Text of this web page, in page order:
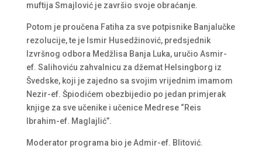
muftija Smajlović je završio svoje obraćanje.
Potom je proučena Fatiha za sve potpisnike Banjalučke
rezolucije, te je Ismir Husedžinović, predsjednik
Izvršnog odbora Medžlisa Banja Luka, uručio Asmir-
ef. Salihoviću zahvalnicu za džemat Helsingborg iz
Švedske, koji je zajedno sa svojim vrijednim imamom
Nezir-ef. Špiodićem obezbijedio po jedan primjerak
knjige za sve učenike i učenice Medrese “Reis
Ibrahim-ef. Maglajlić”.
Moderator programa bio je Admir-ef. Blitović.